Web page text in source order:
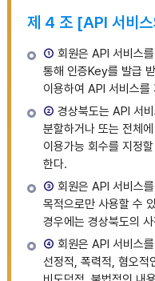
제 4 조 [API 서비스
① 회원은 API 서비스
통해 인증Key를 발급
이용하여 API 서비스를
② 경상북도는 API 서
분할하거나 또는 전체
이용가능 회수를 지정
한다.
③ 회원은 API 서비스
목적으로만 사용할 수
경우에는 경상북도의
④ 회원은 API 서비스
선정적, 폭력적, 혐오적